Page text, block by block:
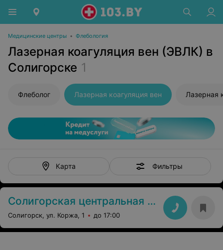
Медицинские центры • Флебология
Лазерная коагуляция вен (ЭВЛК) в
Солигорске 1
Флеболог Лазерная коагуляция вен Лазерная
Карта Фильтры
Солигорская центральная районная больница
Солигорск, ул. Коржа, 1 до 17:00